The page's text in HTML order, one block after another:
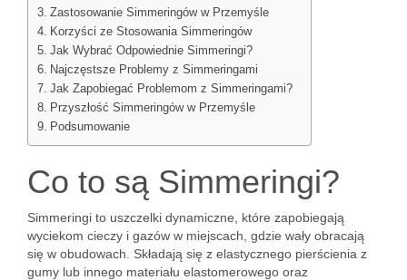
Zastosowanie Simmeringów w Przemyśle
Korzyści ze Stosowania Simmeringów
Jak Wybrać Odpowiednie Simmeringi?
Najczęstsze Problemy z Simmeringami
Jak Zapobiegać Problemom z Simmeringami?
Przyszłość Simmeringów w Przemyśle
Podsumowanie
Co to są Simmeringi?
Simmeringi to uszczelki dynamiczne, które zapobiegają
wyciekom cieczy i gazów w miejscach, gdzie wały obracają
się w obudowach. Składają się z elastycznego pierścienia z
gumy lub innego materiału elastomerowego oraz